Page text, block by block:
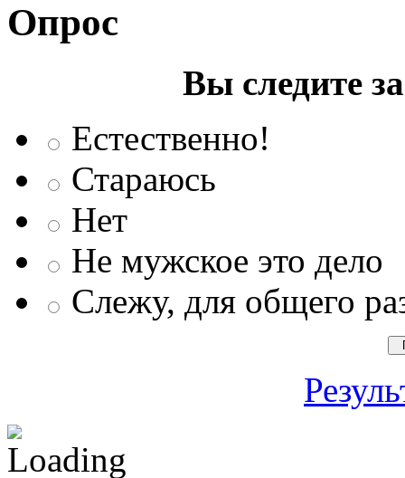
Опрос
Вы следите
Естественно!
Стараюсь
Нет
Не мужское это дело
Слежу, для общего